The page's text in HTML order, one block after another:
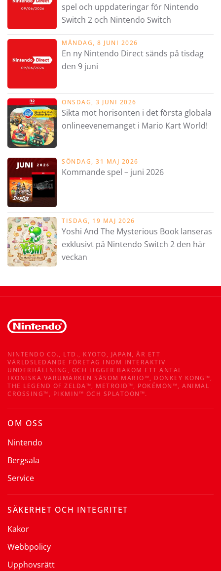
spel och uppdateringar för Nintendo
Switch 2 och Nintendo Switch
MÅNDAG, 8 JUNI 2026
En ny Nintendo Direct sänds på tisdag
den 9 juni
ONSDAG, 3 JUNI 2026
Sikta mot horisonten i det första globala
onlineevenemanget i Mario Kart World!
SÖNDAG, 31 MAJ 2026
Kommande spel – juni 2026
TISDAG, 19 MAJ 2026
Yoshi And The Mysterious Book lanseras
exklusivt på Nintendo Switch 2 den här
veckan
NINTENDO CO., LTD., KYOTO, JAPAN, ÄR ETT
VÄRLDSLEDANDE FÖRETAG INOM INTERAKTIV
UNDERHÅLLNING, OCH LIGGER BAKOM ETT ANTAL
IKONISKA VARUMÄRKEN SÅSOM MARIO™, DONKEY KONG™,
THE LEGEND OF ZELDA™, METROID™, POKÉMON™, ANIMAL
CROSSING™, PIKMIN™ OCH SPLATOON™.
OM OSS
Nintendo
Bergsala
Service
SÄKERHET OCH INTEGRITET
Kakor
Webbpolicy
Upphovsrätt